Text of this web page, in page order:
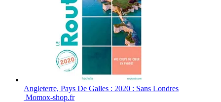
Angleterre, Pays De Galles : 2020 : Sans Londres
Momox-shop.fr